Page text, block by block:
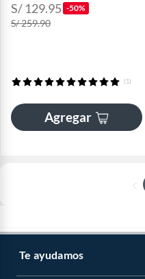
S/ 129.95 -50%
S/ 259.90
(1)
Agregar
Te ayudamos